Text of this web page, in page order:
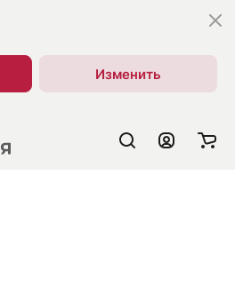
Изменить